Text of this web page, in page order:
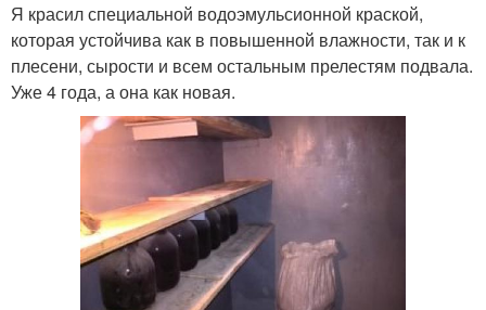
Я красил специальной водоэмульсионной краской,
которая устойчива как в повышенной влажности, так и к
плесени, сырости и всем остальным прелестям подвала.
Уже 4 года, а она как новая.